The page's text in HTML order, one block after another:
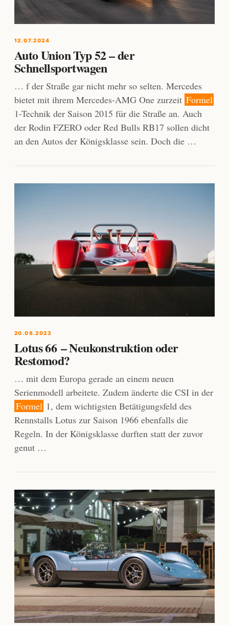
12.07.2024
Auto Union Typ 52 – der
Schnellsportwagen
… f der Straße gar nicht mehr so selten. Mercedes
bietet mit ihrem Mercedes-AMG One zurzeit Formel
1-Technik der Saison 2015 für die Straße an. Auch
der Rodin FZERO oder Red Bulls RB17 sollen dicht
an den Autos der Königsklasse sein. Doch die …
20.08.2023
Lotus 66 – Neukonstruktion oder
Restomod?
… mit dem Europa gerade an einem neuen
Serienmodell arbeitete. Zudem änderte die CSI in der
Formel 1, dem wichtigsten Betätigungsfeld des
Rennstalls Lotus zur Saison 1966 ebenfalls die
Regeln. In der Königsklasse durften statt der zuvor
genut …